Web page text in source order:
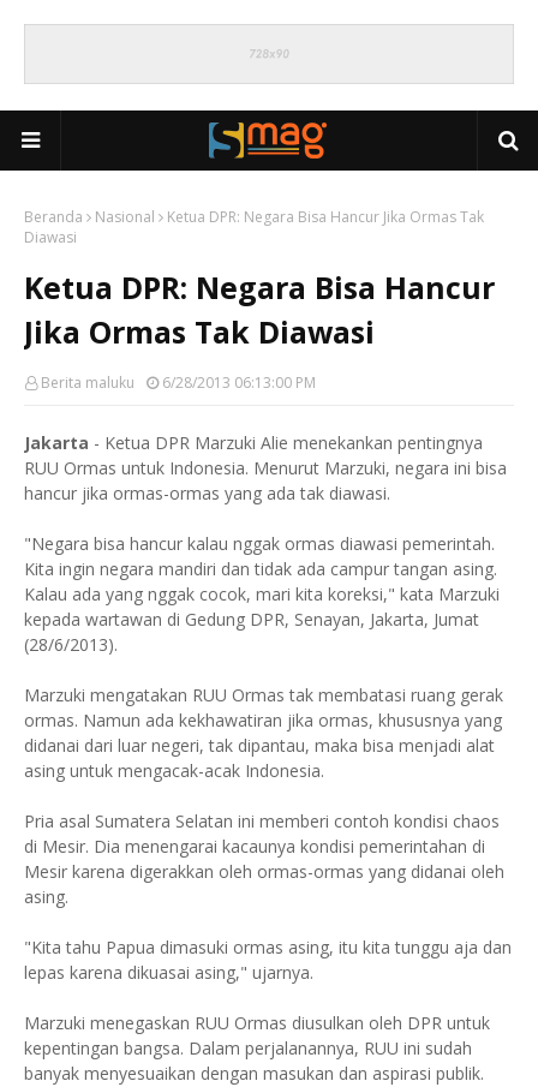
Beranda Nasional
Ketua DPR: Negara Bisa Hancur Jika Ormas Tak
Diawasi
Ketua DPR: Negara Bisa Hancur
Jika Ormas Tak Diawasi
Berita maluku 6/28/2013 06:13:00 PM
Jakarta - Ketua DPR Marzuki Alie menekankan pentingnya
RUU Ormas untuk Indonesia. Menurut Marzuki, negara ini bisa
hancur jika ormas-ormas yang ada tak diawasi.
"Negara bisa hancur kalau nggak ormas diawasi pemerintah.
Kita ingin negara mandiri dan tidak ada campur tangan asing.
Kalau ada yang nggak cocok, mari kita koreksi," kata Marzuki
kepada wartawan di Gedung DPR, Senayan, Jakarta, Jumat
(28/6/2013).
Marzuki mengatakan RUU Ormas tak membatasi ruang gerak
ormas. Namun ada kekhawatiran jika ormas, khususnya yang
didanai dari luar negeri, tak dipantau, maka bisa menjadi alat
asing untuk mengacak-acak Indonesia.
Pria asal Sumatera Selatan ini memberi contoh kondisi chaos
di Mesir. Dia menengarai kacaunya kondisi pemerintahan di
Mesir karena digerakkan oleh ormas-ormas yang didanai oleh
asing.
"Kita tahu Papua dimasuki ormas asing, itu kita tunggu aja dan
lepas karena dikuasai asing," ujarnya.
Marzuki menegaskan RUU Ormas diusulkan oleh DPR untuk
kepentingan bangsa. Dalam perjalanannya, RUU ini sudah
banyak menyesuaikan dengan masukan dan aspirasi publik.